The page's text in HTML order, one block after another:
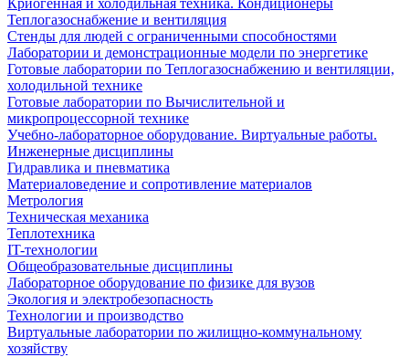
Криогенная и холодильная техника. Кондиционеры
Теплогазоснабжение и вентиляция
Стенды для людей с ограниченными способностями
Лаборатории и демонстрационные модели по энергетике
Готовые лаборатории по Теплогазоснабжению и вентиляции,
холодильной технике
Готовые лаборатории по Вычислительной и
микропроцессорной технике
Учебно-лабораторное оборудование. Виртуальные работы.
Инженерные дисциплины
Гидравлика и пневматика
Материаловедение и сопротивление материалов
Метрология
Техническая механика
Теплотехника
IT-технологии
Общеобразовательные дисциплины
Лабораторное оборудование по физике для вузов
Экология и электробезопасность
Технологии и производство
Виртуальные лаборатории по жилищно-коммунальному
хозяйству